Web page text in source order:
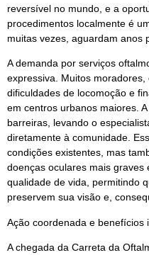
reversível no mundo, e a
procedimentos localmente é
muitas vezes, aguardam anos
A demanda por serviços
expressiva. Muitos
dificuldades de locomoção e
em centros urbanos maiores.
barreiras, levando o
diretamente à comunidade.
condições existentes, mas
doenças oculares mais
qualidade de vida, permitindo
preservem sua visão e,
Ação coordenada e benefícios
A chegada da Carreta da